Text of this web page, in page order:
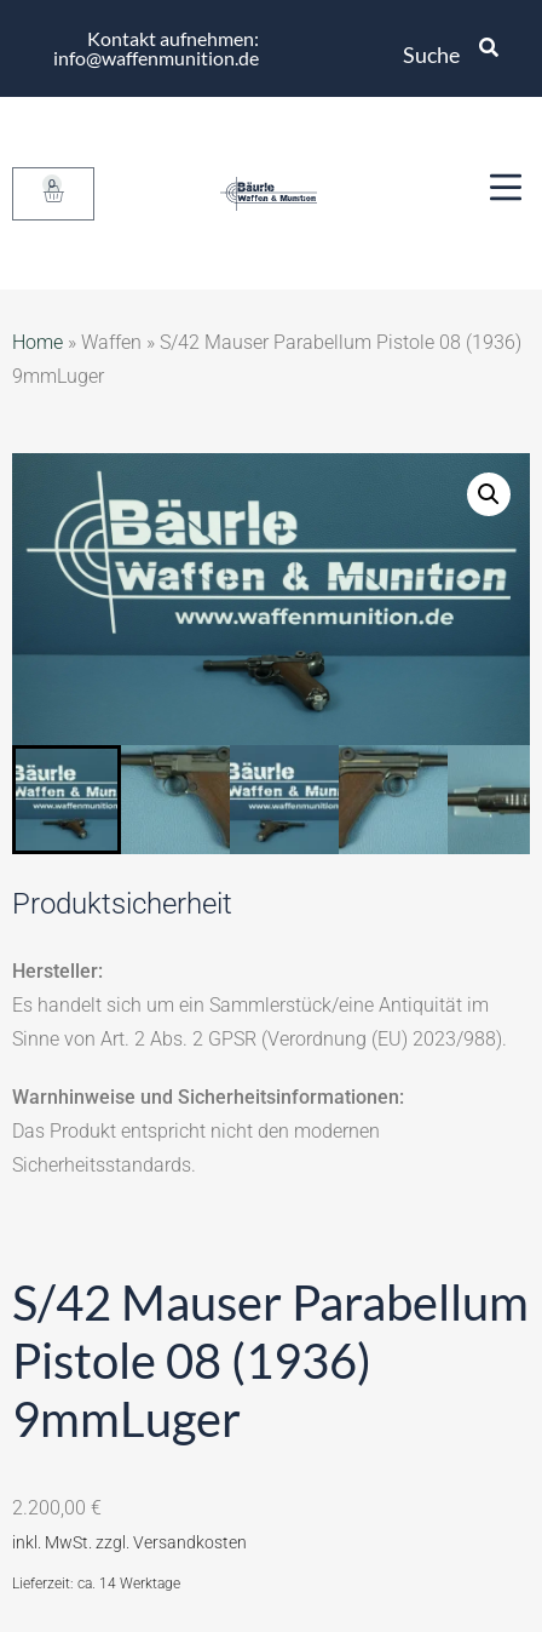
Kontakt aufnehmen:
info@waffenmunition.de
Suche
0
Home » Waffen » S/42 Mauser Parabellum Pistole 08 (1936)
9mmLuger
Produktsicherheit
Hersteller:
Es handelt sich um ein Sammlerstück/eine Antiquität im
Sinne von Art. 2 Abs. 2 GPSR (Verordnung (EU) 2023/988).
Warnhinweise und Sicherheitsinformationen:
Das Produkt entspricht nicht den modernen
Sicherheitsstandards.
S/42 Mauser Parabellum
Pistole 08 (1936)
9mmLuger
2.200,00 €
Lieferzeit: ca. 14 Werktage